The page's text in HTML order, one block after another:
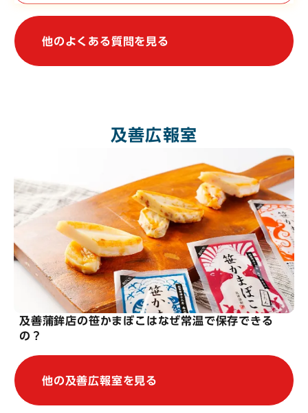
関東地方で常時販売している店舗はございませんが、不定期で上
野駅や大宮駅での物産展に出店しております。催事等の情報は、
他のよくある質問を見る
及善広報室
及善蒲鉾店の笹かまぼこはなぜ常温で保存できる
の？
他の及善広報室を見る